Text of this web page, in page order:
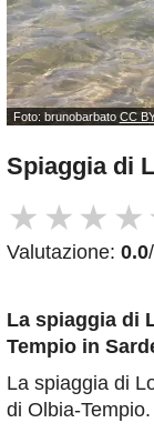
Foto: brunobarbato CC
Spiaggia di
★ ★ ★ ★
Valutazione: 0.0
La spiaggia di
Tempio in
La spiaggia di
di Olbia-Tempio.